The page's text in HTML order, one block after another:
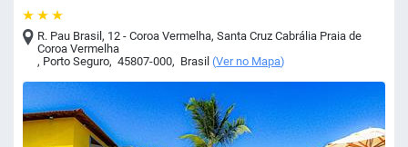
R. Pau Brasil, 12 - Coroa Vermelha, Santa Cruz Cabrália Praia de
Coroa Vermelha
, Porto Seguro, 45807-000, Brasil (Ver no Mapa)